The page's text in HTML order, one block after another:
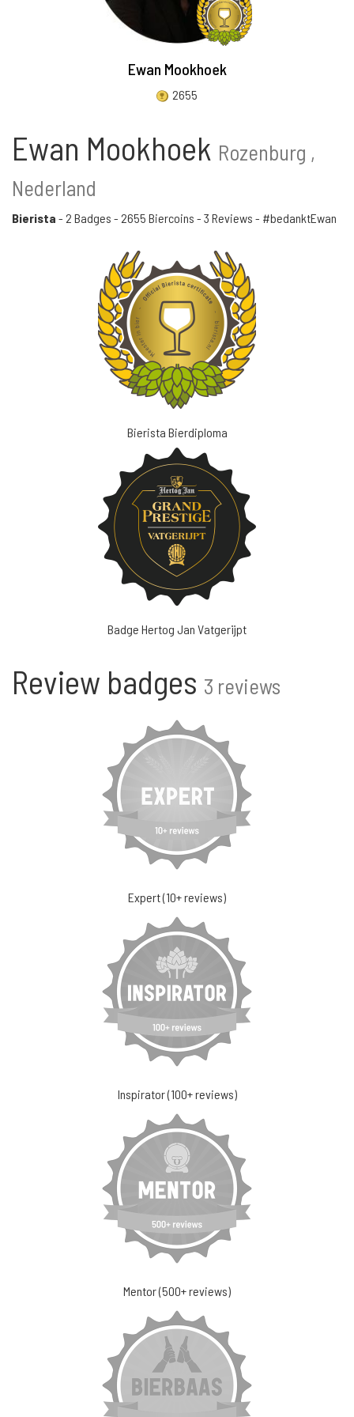
Ewan Mookhoek
2655
Ewan Mookhoek Rozenburg ,
Nederland
Bierista - 2 Badges - 2655 Biercoins - 3 Reviews - #bedanktEwan
Bierista Bierdiploma
Badge Hertog Jan Vatgerijpt
Review badges 3 reviews
Expert (10+ reviews)
Inspirator (100+ reviews)
Mentor (500+ reviews)